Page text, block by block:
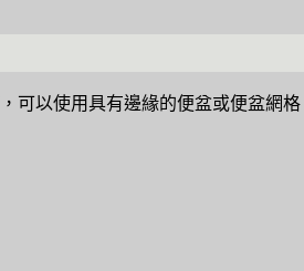
以使用具有邊緣的便盆或便盆網